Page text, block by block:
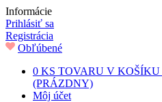
Informácie
Prihlásiť sa
Registrácia
Obľúbené
0 KS TOVARU V KOŠÍKU
(PRÁZDNY)
Môj účet